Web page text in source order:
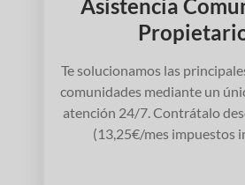
Asistencia
Te solucionamos las
comunidades mediante un
atención 24/7. Contrátalo
(13,25€/mes impuestos